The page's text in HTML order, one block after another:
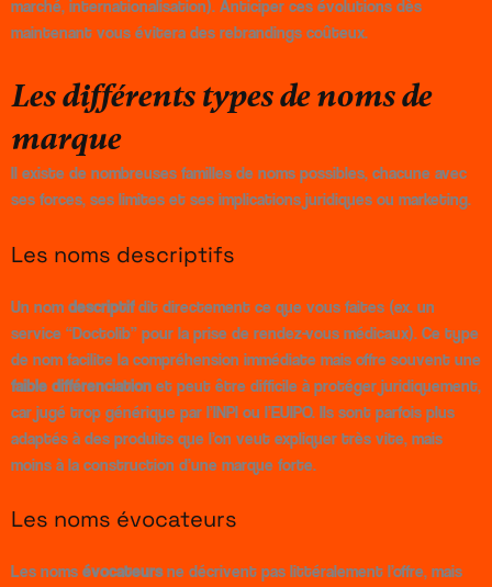
marché, internationalisation). Anticiper ces évolutions dès
maintenant vous évitera des rebrandings coûteux.
Les différents types de noms de
marque
Il existe de nombreuses familles de noms possibles, chacune avec
ses forces, ses limites et ses implications juridiques ou marketing.
Les noms descriptifs
Un nom descriptifdit directement ce que vous faites (ex. un
service “Doctolib” pour la prise de rendez-vous médicaux). Ce type
de nom facilite la compréhension immédiate mais offre souvent une
faible différenciation et peut être difficile à protéger juridiquement,
car jugé trop générique par l’INPI ou l’EUIPO. Ils sont parfois plus
adaptés à des produits que l’on veut expliquer très vite, mais
moins à la construction d’une marque forte.
Les noms évocateurs
Les noms évocateursne décrivent pas littéralement l’offre, mais